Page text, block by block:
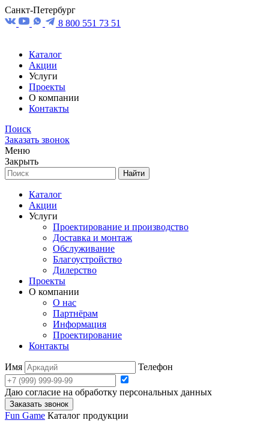
Санкт-Петербург
8 800 551 73 51
Каталог
Акции
Услуги
Проекты
О компании
Контакты
Поиск
Заказать звонок
Меню
Закрыть
Найти
Каталог
Акции
Услуги
Проектирование и производство
Доставка и монтаж
Обслуживание
Благоустройство
Дилерство
Проекты
О компании
О нас
Партнёрам
Информация
Проектирование
Контакты
Имя Телефон
Даю согласие на обработку персональных данных
Заказать звонок
Fun Game Каталог продукции